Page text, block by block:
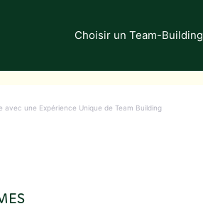
Choisir un Team-Building
avec une Expérience Unique de Team Building